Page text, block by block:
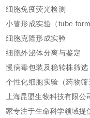
细胞免疫荧光检测
小管形成实验（tube
细胞克隆形成实验
细胞外泌体分离与鉴定
慢病毒包装及稳转株筛选
个性化细胞实验（药物筛
上海昆盟生物科技有限
家专注于生命科学领域提